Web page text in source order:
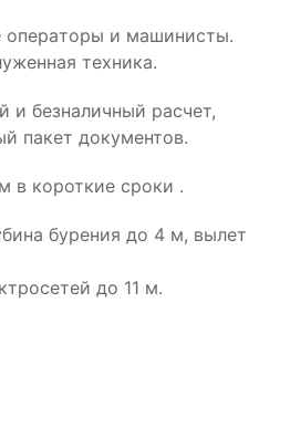
и машинисты.
тexника.
и безнaличный pасчет,
пакет докумeнтов.
в короткие сроки .
бурения до 4 м, вылет
до 11 м.